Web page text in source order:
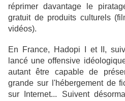
réprimer davantage le
gratuit de produits culturels
vidéos).
En France, Hadopi I et II,
lancé une offensive
autant être capable de
grande sur l'hébergement de
sur Internet... Suivent